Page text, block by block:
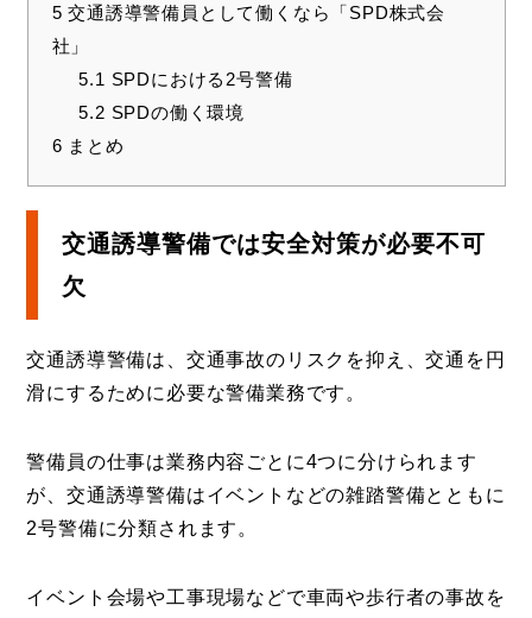
5 交通誘導警備員として働くなら「SPD株式会
社」
5.1 SPDにおける2号警備
5.2 SPDの働く環境
6 まとめ
交通誘導警備では安全対策が必要不可
欠
交通誘導警備は、交通事故のリスクを抑え、交通を円
滑にするために必要な警備業務です。
警備員の仕事は業務内容ごとに4つに分けられます
が、交通誘導警備はイベントなどの雑踏警備とともに
2号警備に分類されます。
イベント会場や工事現場などで車両や歩行者の事故を